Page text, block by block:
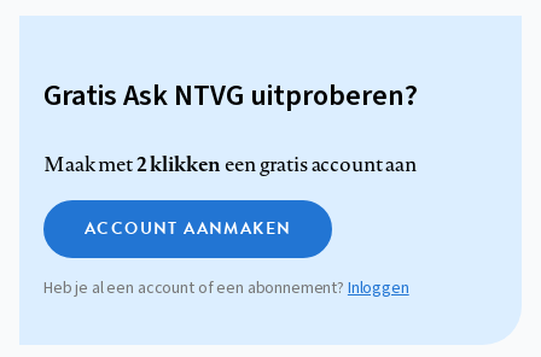
Gratis Ask NTVG uitproberen?
Maak met2 klikkeneen gratis account aan
ACCOUNT AANMAKEN
Heb je al een account of een abonnement? Inloggen